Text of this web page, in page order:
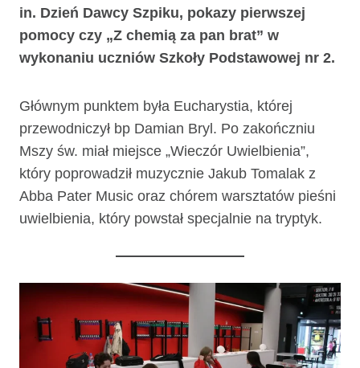
in. Dzień Dawcy Szpiku, pokazy pierwszej
pomocy czy „Z chemią za pan brat” w
wykonaniu uczniów Szkoły Podstawowej nr 2.
Głównym punktem była Eucharystia, której
przewodniczył bp Damian Bryl. Po zakończniu
Mszy św. miał miejsce „Wieczór Uwielbienia”,
który poprowadził muzycznie Jakub Tomalak z
Abba Pater Music oraz chórem warsztatów pieśni
uwielbienia, który powstał specjalnie na tryptyk.